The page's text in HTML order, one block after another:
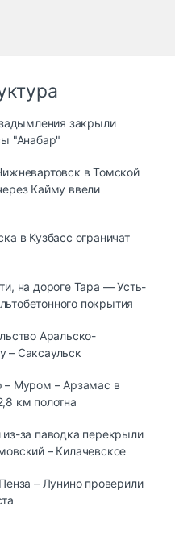
закрыли
"Анабар"
в Томской
Кайму ввели
в Кузбасс ограничат
на дороге Тара — Усть-
покрытия
Аральско-
– Саксаульск
– Муром – Арзамас в
км полотна
за паводка перекрыли
– Килачевское
– Лунино проверили